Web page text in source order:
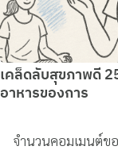
เคล็ดลับสุขภาพดี
อาหารของการ
จำนวนคอมเมนต์ข